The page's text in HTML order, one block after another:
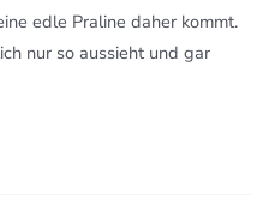
edle Praline daher kommt.
nur so aussieht und gar